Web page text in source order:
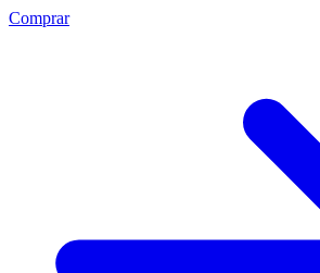
Comprar